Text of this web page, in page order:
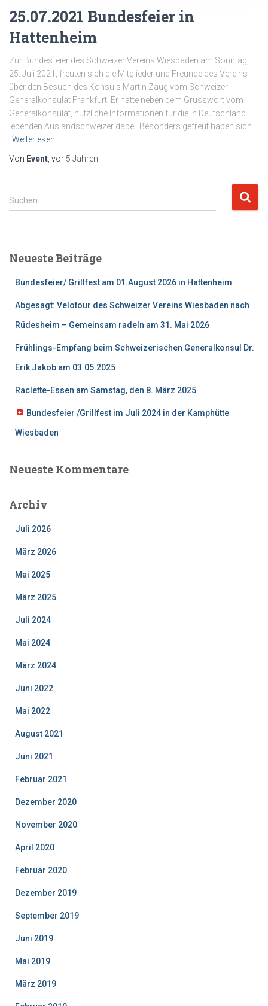
25.07.2021 Bundesfeier in
Hattenheim
Zur Bundesfeier des Schweizer Vereins Wiesbaden am Sonntag,
25. Juli 2021, freuten sich die Mitglieder und Freunde des Vereins
über den Besuch des Konsuls Martin Zaug vom Schweizer
Generalkonsulat Frankfurt. Er hatte neben dem Grusswort vom
Generalkonsulat, nützliche Informationen für die in Deutschland
lebenden Auslandschweizer dabei. Besonders gefreut haben sich
Weiterlesen
Von Event , vor 5 Jahren
S
u
n
Suchen …
Neueste Beiträge
Bundesfeier/ Grillfest am 01.August 2026 in Hattenheim
Abgesagt: Velotour des Schweizer Vereins Wiesbaden nach
Rüdesheim – Gemeinsam radeln am 31. Mai 2026
Frühlings-Empfang beim Schweizerischen Generalkonsul Dr.
Erik Jakob am 03.05.2025
Raclette-Essen am Samstag, den 8. März 2025
Bundesfeier /Grillfest im Juli 2024 in der Kamphütte
Wiesbaden
Neueste Kommentare
Archiv
Juli 2026
März 2026
Mai 2025
März 2025
Juli 2024
Mai 2024
März 2024
Juni 2022
Mai 2022
August 2021
Juni 2021
Februar 2021
Dezember 2020
November 2020
April 2020
Februar 2020
Dezember 2019
September 2019
Juni 2019
Mai 2019
März 2019